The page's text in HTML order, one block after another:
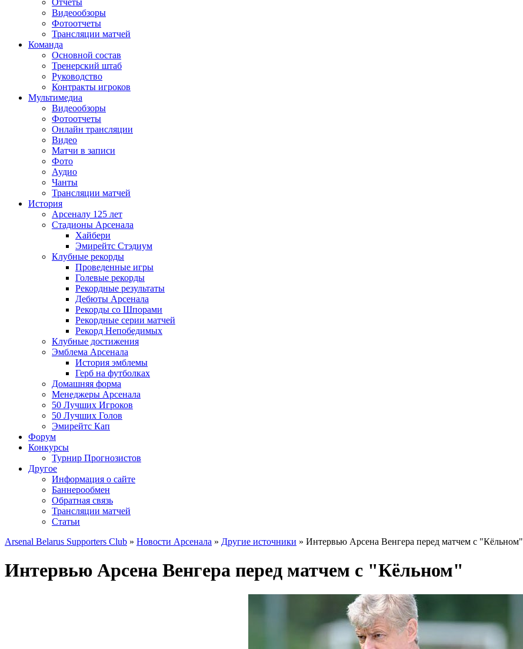
Отчеты
Видеообзоры
Фотоотчеты
Трансляции матчей
Команда
Основной состав
Тренерский штаб
Руководство
Контракты игроков
Мультимедиа
Видеообзоры
Фотоотчеты
Онлайн трансляции
Видео
Матчи в записи
Фото
Аудио
Чанты
Трансляции матчей
История
Арсеналу 125 лет
Стадионы Арсенала
Хайбери
Эмирейтс Стэдиум
Клубные рекорды
Проведенные игры
Голевые рекорды
Рекордные результаты
Дебюты Арсенала
Рекорды со Шпорами
Рекордные серии матчей
Рекорд Непобедимых
Клубные достижения
Эмблема Арсенала
История эмблемы
Герб на футболках
Домашняя форма
Менеджеры Арсенала
50 Лучших Игроков
50 Лучших Голов
Эмирейтс Кап
Форум
Конкурсы
Турнир Прогнозистов
Другое
Информация о сайте
Баннерообмен
Обратная связь
Трансляции матчей
Статьи
Arsenal Belarus Supporters Club » Новости Арсенала » Другие источники » Интервью Арсена Венгера перед матчем с "Кёльном"
Интервью Арсена Венгера перед матчем с "Кёльном"